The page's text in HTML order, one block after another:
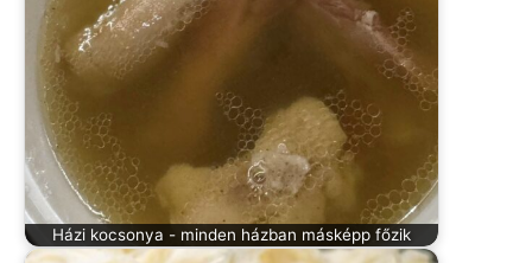
Házi kocsonya - minden házban másképp főzik